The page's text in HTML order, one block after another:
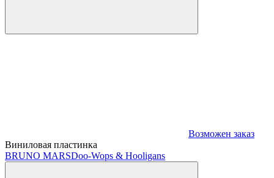
Возможен заказ
Виниловая пластинка
BRUNO MARSDoo-Wops & Hooligans